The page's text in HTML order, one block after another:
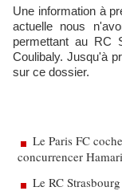
Une information à
actuelle nous
permettant au RC
Coulibaly. Jusqu'à
sur ce dossier.
Le Paris FC
concurrencer
Le RC